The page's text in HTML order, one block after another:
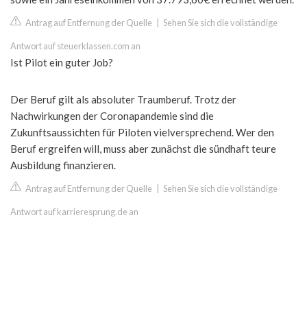
Antrag auf Entfernung der Quelle Sehen Sie sich die vollständige
Antwort auf steuerklassen.com an
Ist Pilot ein guter Job?
Der Beruf gilt als absoluter Traumberuf. Trotz der
Nachwirkungen der Coronapandemie sind die
Zukunftsaussichten für Piloten vielversprechend. Wer den
Beruf ergreifen will, muss aber zunächst die sündhaft teure
Ausbildung finanzieren.
Antrag auf Entfernung der Quelle Sehen Sie sich die vollständige
Antwort auf karrieresprung.de an